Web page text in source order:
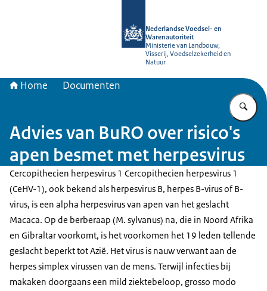
Nederlandse Voedsel- en
Warenautoriteit
Ministerie van Landbouw,
Visserij, Voedselzekerheid en
Natuur
Home Documenten
Advies van BuRO over risico's
apen besmet met herpesvirus
Cercopithecien herpesvirus 1 Cercopithecien herpesvirus 1
(CeHV-1), ook bekend als herpesvirus B, herpes B-virus of B-
virus, is een alpha herpesvirus van apen van het geslacht
Macaca. Op de berberaap (M. sylvanus) na, die in Noord Afrika
en Gibraltar voorkomt, is het voorkomen het 19 leden tellende
geslacht beperkt tot Azië. Het virus is nauw verwant aan de
herpes simplex virussen van de mens. Terwijl infecties bij
makaken doorgaans een mild ziektebeloop, grosso modo